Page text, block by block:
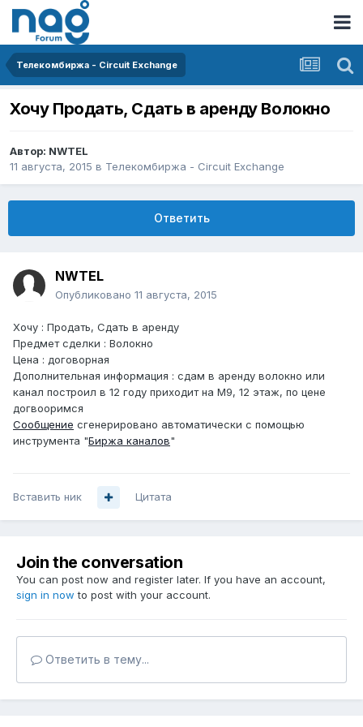
Телекомбиржа - Circuit Exchange
Хочу Продать, Сдать в аренду Волокно
Автор: NWTEL
11 августа, 2015 в Телекомбиржа - Circuit Exchange
Ответить
NWTEL
Опубликовано 11 августа, 2015
Хочу : Продать, Сдать в аренду
Предмет сделки : Волокно
Цена : договорная
Дополнительная информация : сдам в аренду волокно или
канал построил в 12 году приходит на М9, 12 этаж, по цене
догвооримся
Сообщение сгенерировано автоматически с помощью
инструмента "Биржа каналов"
Вставить ник Цитата
Join the conversation
You can post now and register later. If you have an account,
sign in now to post with your account.
Ответить в тему...